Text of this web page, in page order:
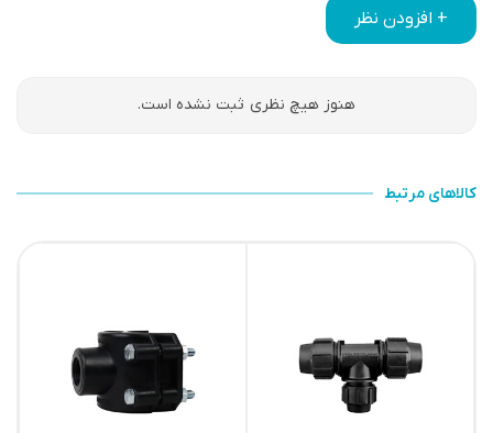
+ افزودن نظر
هنوز هیچ نظری ثبت نشده است.
کالاهای مرتبط